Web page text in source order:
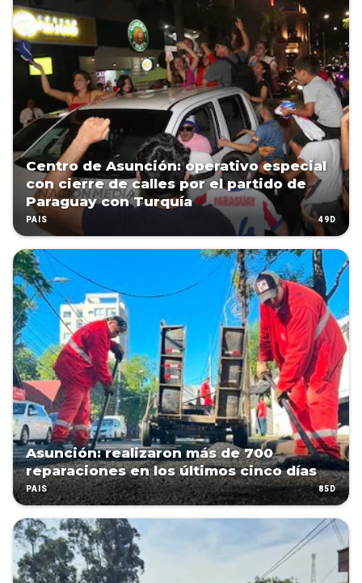
Centro de Asunción: operativo especial
con cierre de calles por el partido de
Paraguay con Turquía
PAÍS 49D
Asunción: realizaron más de 700
reparaciones en los últimos cinco días
PAÍS 85D